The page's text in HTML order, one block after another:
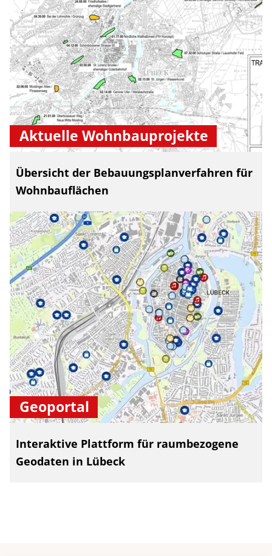
Aktuelle Wohnbauprojekte
Übersicht der Bebauungsplanverfahren für
Wohnbauflächen
Geoportal
Interaktive Plattform für raumbezogene
Geodaten in Lübeck